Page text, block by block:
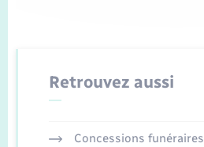
Retrouvez aussi
Concessions funéraires